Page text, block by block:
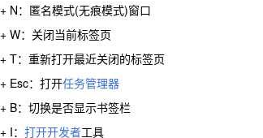
N：匿名模式(无痕模式)窗口
W：关闭当前标签页
T：重新打开最近关闭的标签页
Esc：打开任务管理器
B：切换是否显示书签栏
I： 打开开发者工具